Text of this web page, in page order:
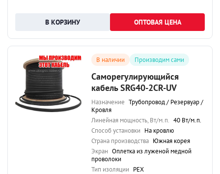
ОПТОВАЯ ЦЕНА
В наличии Производим сами
Саморегулирующийся
кабель SRG40-2CR-UV
Назначение Трубопровод / Резервуар /
Кровля
Линейная мощность, Вт/м.п. 40 Вт/м.п.
Способ установки На кровлю
Страна производства Южная корея
Экран Оплетка из луженой медной
проволоки
Тип изоляции PEX